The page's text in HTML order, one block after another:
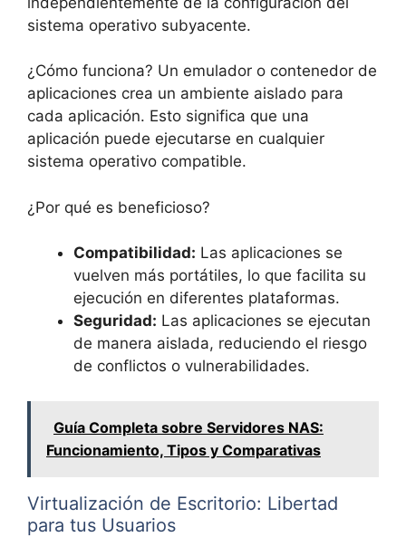
sistema operativo subyacente.
¿Cómo funciona? Un emulador o contenedor de
aplicaciones crea un ambiente aislado para
cada aplicación. Esto significa que una
aplicación puede ejecutarse en cualquier
sistema operativo compatible.
¿Por qué es beneficioso?
Compatibilidad: Las aplicaciones se
vuelven más portátiles, lo que facilita su
ejecución en diferentes plataformas.
Seguridad: Las aplicaciones se ejecutan
de manera aislada, reduciendo el riesgo
de conflictos o vulnerabilidades.
Guía Completa sobre Servidores NAS:
Funcionamiento, Tipos y Comparativas
Virtualización de Escritorio: Libertad
para tus Usuarios